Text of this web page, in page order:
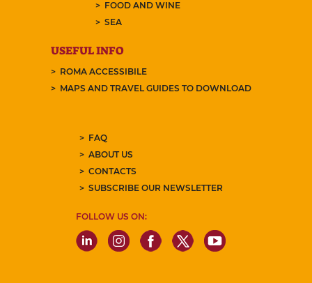
FOOD AND WINE
SEA
USEFUL INFO
ROMA ACCESSIBILE
MAPS AND TRAVEL GUIDES TO DOWNLOAD
FAQ
ABOUT US
CONTACTS
SUBSCRIBE OUR NEWSLETTER
FOLLOW US ON: